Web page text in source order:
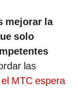
mejorar la
solo
las
el MTC espera